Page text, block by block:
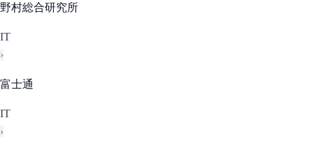
野村総合研究所
IT
›
富士通
IT
›